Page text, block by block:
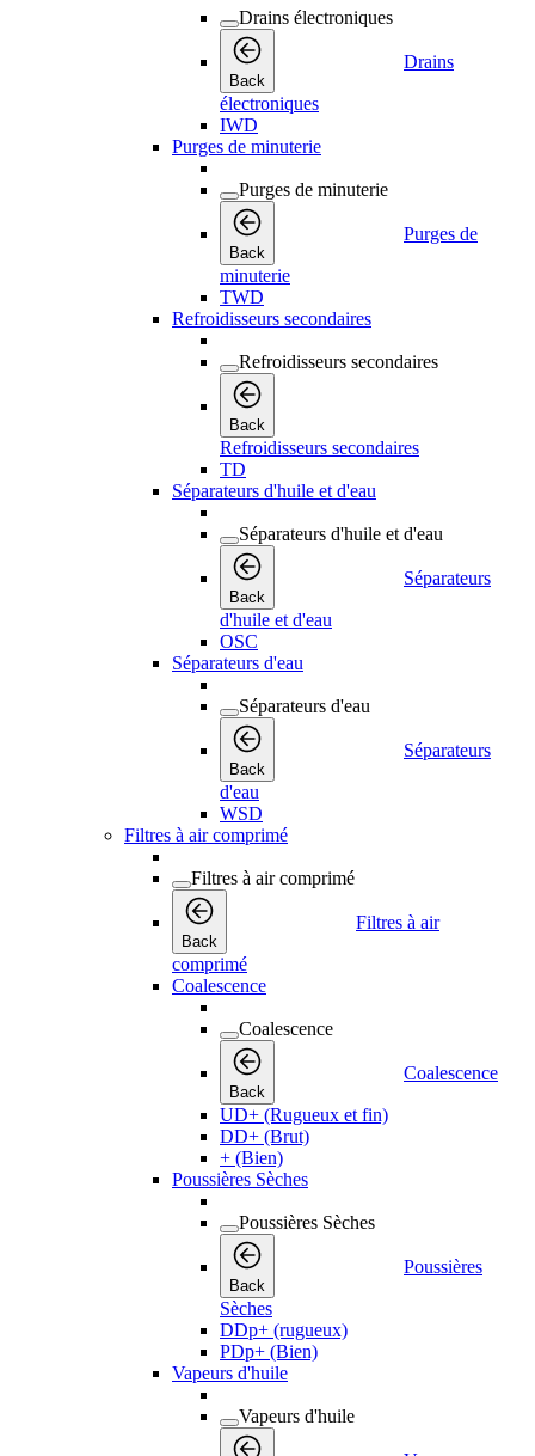
Drains électroniques
Back
Drains
électroniques
IWD
Purges de minuterie
Purges de minuterie
Back
Purges de
minuterie
TWD
Refroidisseurs secondaires
Refroidisseurs secondaires
Back
Refroidisseurs secondaires
TD
Séparateurs d'huile et d'eau
Séparateurs d'huile et d'eau
Back
Séparateurs
d'huile et d'eau
OSC
Séparateurs d'eau
Séparateurs d'eau
Back
Séparateurs
d'eau
WSD
Filtres à air comprimé
Filtres à air comprimé
Back
Filtres à air
comprimé
Coalescence
Coalescence
Back
Coalescence
UD+ (Rugueux et fin)
DD+ (Brut)
+ (Bien)
Poussières Sèches
Poussières Sèches
Back
Poussières
Sèches
DDp+ (rugueux)
PDp+ (Bien)
Vapeurs d'huile
Vapeurs d'huile